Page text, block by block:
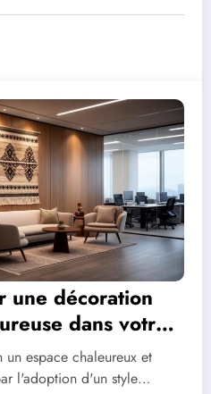
une décoration
dans votre
un espace chaleureux et
l'adoption d'un style…